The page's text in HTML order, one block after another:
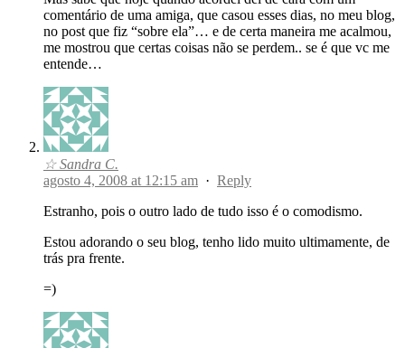
comentário de uma amiga, que casou esses dias, no meu blog,
no post que fiz “sobre ela”… e de certa maneira me acalmou,
me mostrou que certas coisas não se perdem.. se é que vc me
entende…
☆ Sandra C.
agosto 4, 2008 at 12:15 am · Reply
Estranho, pois o outro lado de tudo isso é o comodismo.
Estou adorando o seu blog, tenho lido muito ultimamente, de
trás pra frente.
=)